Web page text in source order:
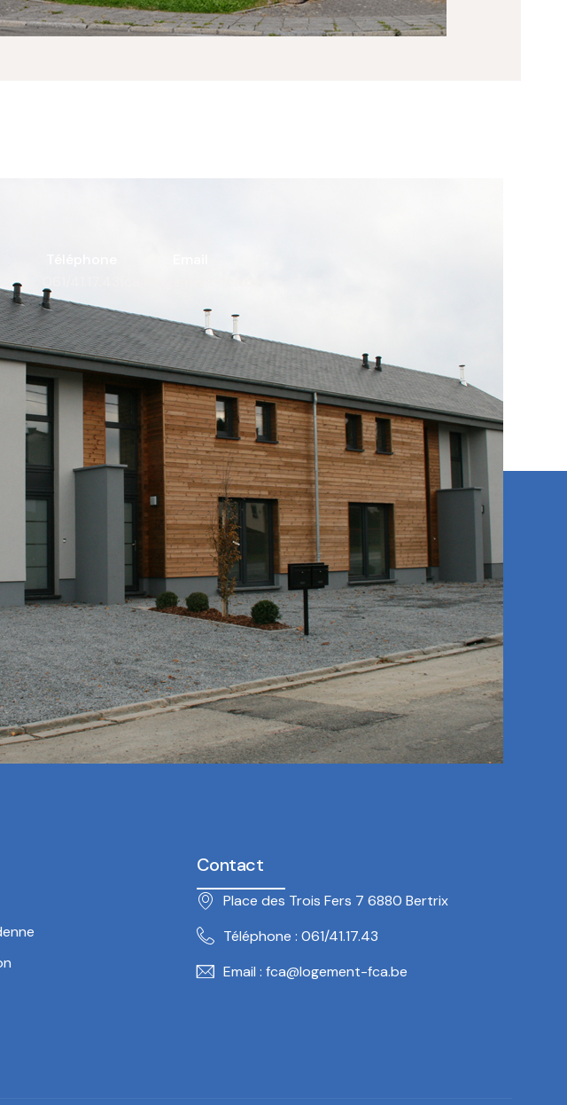
Contact
Place des Trois Fers 7 6880 Bertrix
Téléphone : 061/41.17.43
Email : fca@logement-fca.be